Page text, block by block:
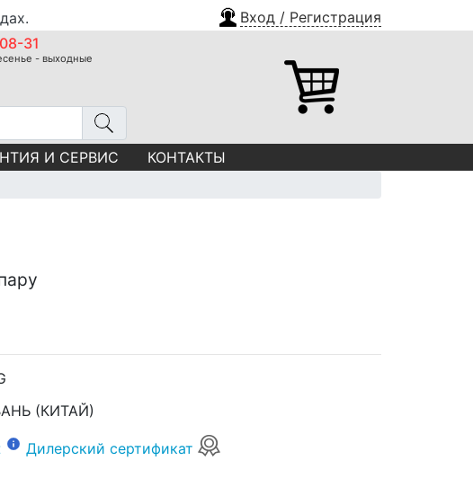
Вход / Регистрация
31
- выходные
И СЕРВИС КОНТАКТЫ
(КИТАЙ)
Дилерский сертификат